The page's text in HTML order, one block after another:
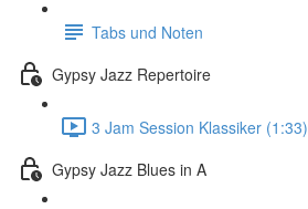
Tabs und Noten
Gypsy Jazz Repertoire
3 Jam Session Klassiker (1:33)
Gypsy Jazz Blues in A